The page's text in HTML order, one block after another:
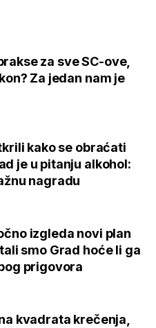
za sve SC-ove,
Za jedan nam je
kako se obraćati
je u pitanju alkohol:
nagradu
izgleda novi plan
smo Grad hoće li ga
prigovora
kvadrata krečenja,